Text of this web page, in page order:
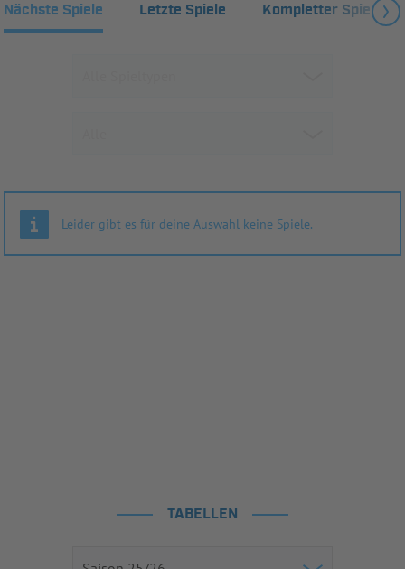
Nächste Spiele Letzte Spiele Kompletter Spielplan
Leider gibt es für deine Auswahl keine Spiele.
TABELLEN